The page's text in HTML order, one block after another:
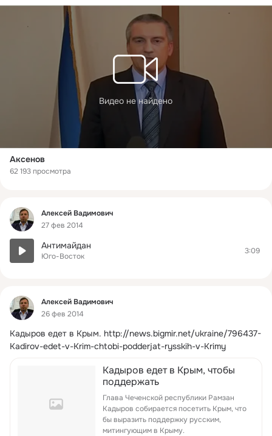
Видео не найдено
Аксенов
62 193 просмотра
Фид
Алексей Вадимович
27 фев 2014
Антимайдан
Юго-Восток
3:09
Фид
Алексей Вадимович
26 фев 2014
Кадыров едет в Крым. http://news.bigmir.net/ukraine/796437-
Kadirov-edet-v-Krim-chtobi-podderjat-rysskih-v-Krimy
Кадыров едет в Крым, чтобы
поддержать
Глава Чеченской республики Рамзан
Кадыров собирается посетить Крым, что
бы выразить поддержку русским,
митингующим в Крыму.